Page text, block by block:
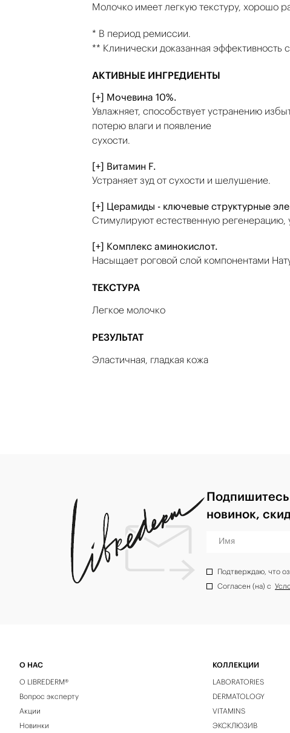
Молочко имеет легкую текстуру, хорошо
* В период ремиссии.
** Клинически доказанная эффективность
АКТИВНЫЕ ИНГРЕДИЕНТЫ
[+] Мочевина 10%.
Увлажняет, способствует устранению
потерю влаги и появление
сухости.
[+] Витамин F.
Устраняет зуд от сухости и шелушение.
[+] Церамиды - ключевые структурные
Стимулируют естественную
[+] Комплекс аминокислот.
Насыщает роговой слой компонентами
ТЕКСТУРА
Легкое молочко
РЕЗУЛЬТАТ
Эластичная, гладкая кожа
новинок,
Имя
Подтверждаю, что
Согласен (на) с
О НАС
О LIBREDERM®
Вопрос эксперту
Акции
Новинки
КОЛЛЕКЦИИ
LABORATORIES
DERMATOLOGY
VITAMINS
ЭКСКЛЮЗИВ